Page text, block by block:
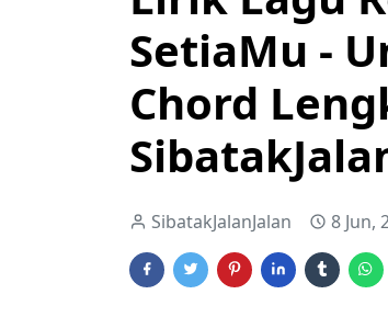
SetiaMu -
Chord
SibatakJalanJalan 8 Jun,